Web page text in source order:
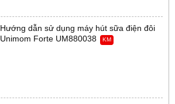
Hướng dẫn sử dụng máy hút sữa điện đôi
Unimom Forte UM880038
KM